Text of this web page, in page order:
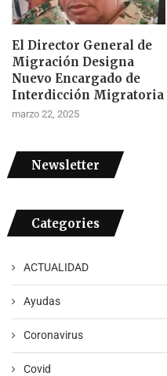
El Director General de
Migración Designa
Nuevo Encargado de
Interdicción Migratoria
marzo 22, 2025
Newsletter
Categories
ACTUALIDAD
Ayudas
Coronavirus
Covid